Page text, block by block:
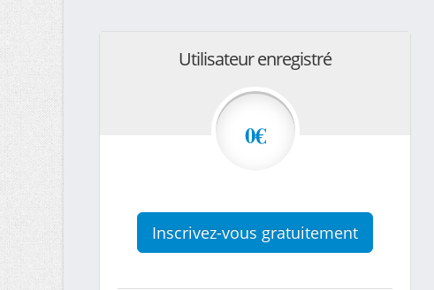
Utilisateur enregistré
0€
Inscrivez-vous gratuitement